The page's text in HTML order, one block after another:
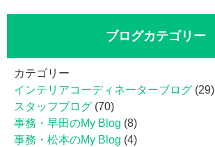
ブログカテゴリー
カテゴリー
インテリアコーディネーターブログ (29)
スタッフブログ (70)
事務・早田のMy Blog (8)
事務・松本のMy Blog (4)